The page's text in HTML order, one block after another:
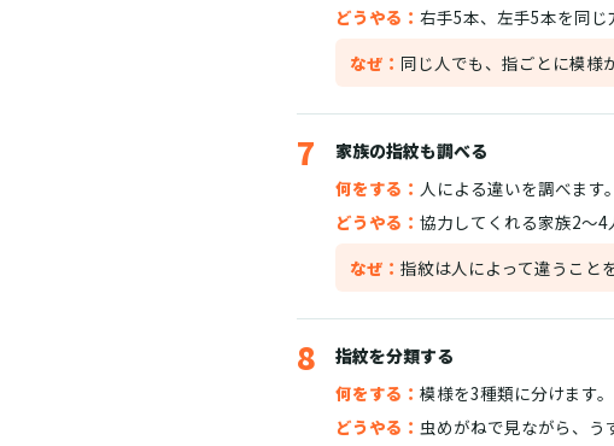
どうやる： 右手5本、左手5本を同じ
なぜ： 同じ人でも、指ごとに模様
7
家族の指紋も調べる
何をする： 人による違いを調べます。
どうやる： 協力してくれる家族2〜4
なぜ： 指紋は人によって違うこと
8
指紋を分類する
何をする： 模様を3種類に分けます。
どうやる： 虫めがねで見ながら、う